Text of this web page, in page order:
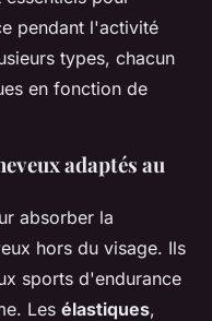
pendant l'activité
types, chacun
en fonction de
adaptés au
absorber la
hors du visage. Ils
sports d'endurance
Les élastiques,